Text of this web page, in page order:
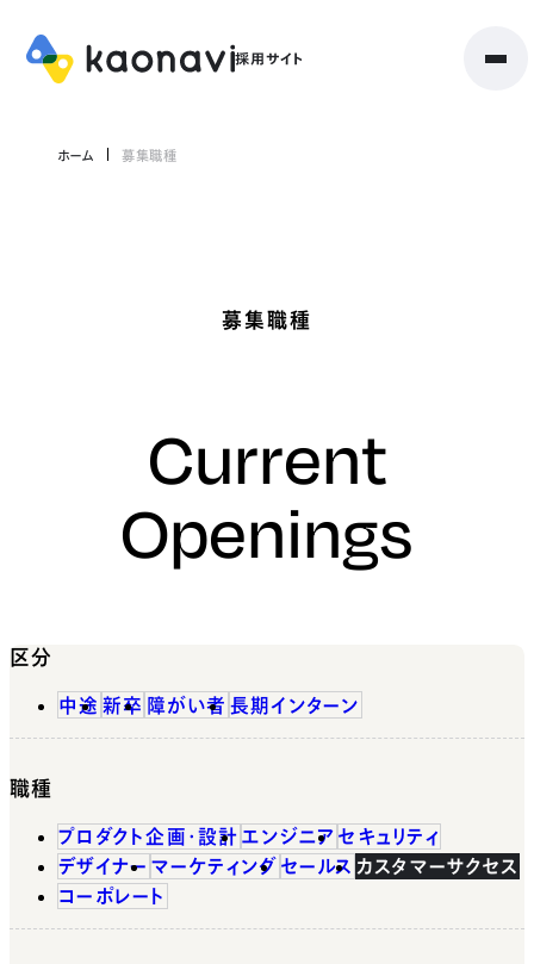
ホーム 募集職種
募集職種
Current
Openings
区分
中途 新卒 障がい者 長期インターン
職種
プロダクト企画・設計 エンジニア セキュリティ
デザイナー マーケティング セールス カスタマーサクセス
コーポレート